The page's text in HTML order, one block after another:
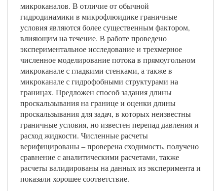
микроканалов. В отличие от обычной
гидродинамики в микрофлюидике граничные
условия являются более существенным фактором,
влияющим на течение. В работе проведено
экспериментальное исследование и трехмерное
численное моделирование потока в прямоугольном
микроканале с гладкими стенками, а также в
микроканале с гидрофобными структурами на
границах. Предложен способ задания длины
проскальзывания на границе и оценки длины
проскальзывания для задач, в которых неизвестны
граничные условия, но известен перепад давления и
расход жидкости. Численные расчеты
верифицированы – проверена сходимость, получено
сравнение с аналитическими расчетами, также
расчеты валидированы на данных из эксперимента и
показали хорошее соответствие.